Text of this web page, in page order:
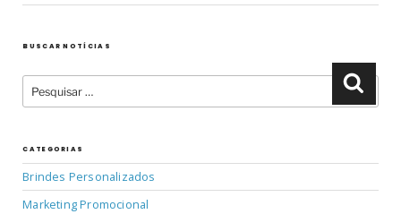
BUSCAR NOTÍCIAS
CATEGORIAS
Brindes Personalizados
Marketing Promocional